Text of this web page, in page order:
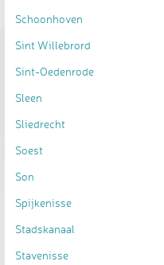
Schoonhoven
Sint Willebrord
Sint-Oedenrode
Sleen
Sliedrecht
Soest
Son
Spijkenisse
Stadskanaal
Stavenisse